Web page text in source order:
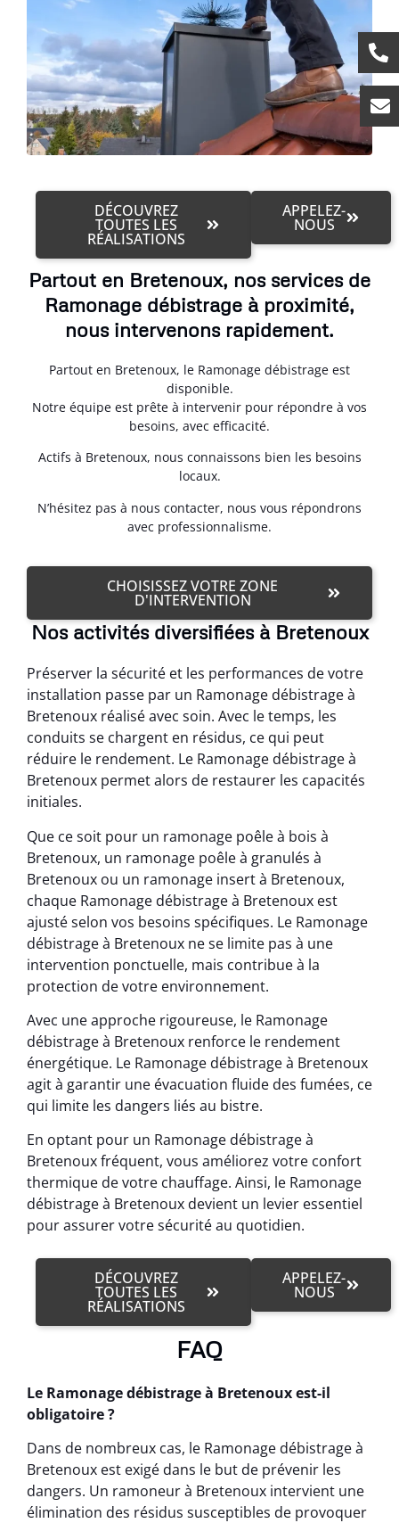
DÉCOUVREZ
TOUTES LES
RÉALISATIONS
APPELEZ-
NOUS
Partout en Bretenoux, nos services de
Ramonage débistrage à proximité,
nous intervenons rapidement.
Partout en Bretenoux, le Ramonage débistrage est
disponible.
Notre équipe est prête à intervenir pour répondre à vos
besoins, avec efficacité.
Actifs à Bretenoux, nous connaissons bien les besoins
locaux.
N’hésitez pas à nous contacter, nous vous répondrons
avec professionnalisme.
CHOISISSEZ VOTRE ZONE
D'INTERVENTION
Nos activités diversifiées à Bretenoux
Préserver la sécurité et les performances de votre
installation passe par un Ramonage débistrage à
Bretenoux réalisé avec soin. Avec le temps, les
conduits se chargent en résidus, ce qui peut
réduire le rendement. Le Ramonage débistrage à
Bretenoux permet alors de restaurer les capacités
initiales.
Que ce soit pour un ramonage poêle à bois à
Bretenoux, un ramonage poêle à granulés à
Bretenoux ou un ramonage insert à Bretenoux,
chaque Ramonage débistrage à Bretenoux est
ajusté selon vos besoins spécifiques. Le Ramonage
débistrage à Bretenoux ne se limite pas à une
intervention ponctuelle, mais contribue à la
protection de votre environnement.
Avec une approche rigoureuse, le Ramonage
débistrage à Bretenoux renforce le rendement
énergétique. Le Ramonage débistrage à Bretenoux
agit à garantir une évacuation fluide des fumées, ce
qui limite les dangers liés au bistre.
En optant pour un Ramonage débistrage à
Bretenoux fréquent, vous améliorez votre confort
thermique de votre chauffage. Ainsi, le Ramonage
débistrage à Bretenoux devient un levier essentiel
pour assurer votre sécurité au quotidien.
DÉCOUVREZ
TOUTES LES
RÉALISATIONS
APPELEZ-
NOUS
FAQ
Le Ramonage débistrage à Bretenoux est-il
obligatoire ?
Dans de nombreux cas, le Ramonage débistrage à
Bretenoux est exigé dans le but de prévenir les
dangers. Un ramoneur à Bretenoux intervient une
élimination des résidus susceptibles de provoquer